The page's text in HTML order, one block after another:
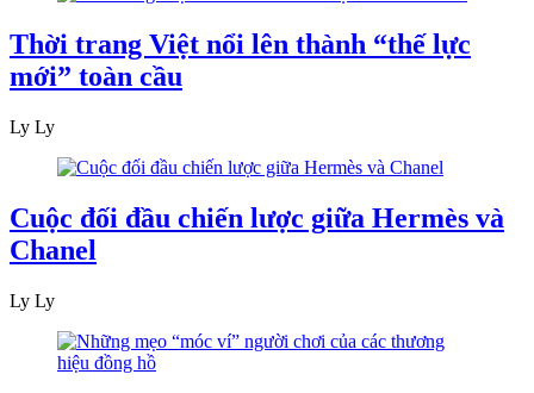
Thời trang Việt nổi lên thành “thế lực
mới” toàn cầu
Ly Ly
Cuộc đối đầu chiến lược giữa Hermès và
Chanel
Ly Ly